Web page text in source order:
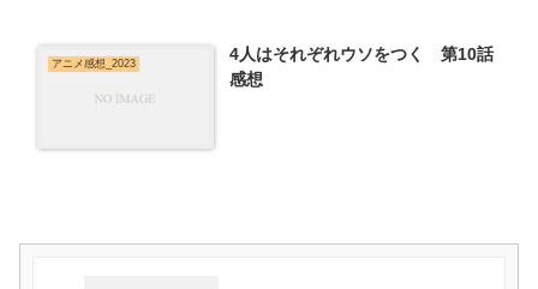
アニメ感想_2023
4人はそれぞれウソをつく 第10話
感想